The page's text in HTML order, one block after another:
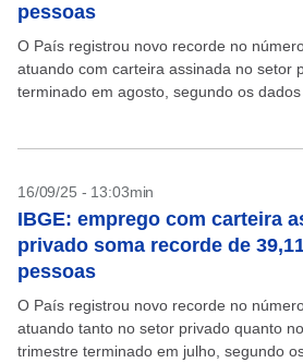
pessoas
O País registrou novo recorde no
atuando com carteira assinada no setor
terminado em agosto, segundo os
16/09/25 - 13:03min
IBGE: emprego com carteira
privado soma recorde de
pessoas
O País registrou novo recorde no
atuando tanto no setor privado quanto
trimestre terminado em julho, segundo